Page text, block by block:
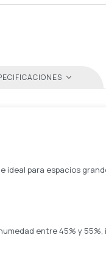
ideal para espacios
entre 45% y